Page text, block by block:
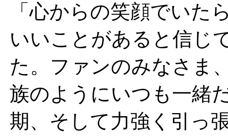
「心からの笑顔でいた
いいことがあると信じ
た。ファンのみなさま
族のようにいつも一緒
期、そして力強く引っ